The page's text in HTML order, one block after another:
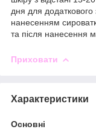
дня для
нанесенням
та після нанесення
Приховати
Характеристики
Основні